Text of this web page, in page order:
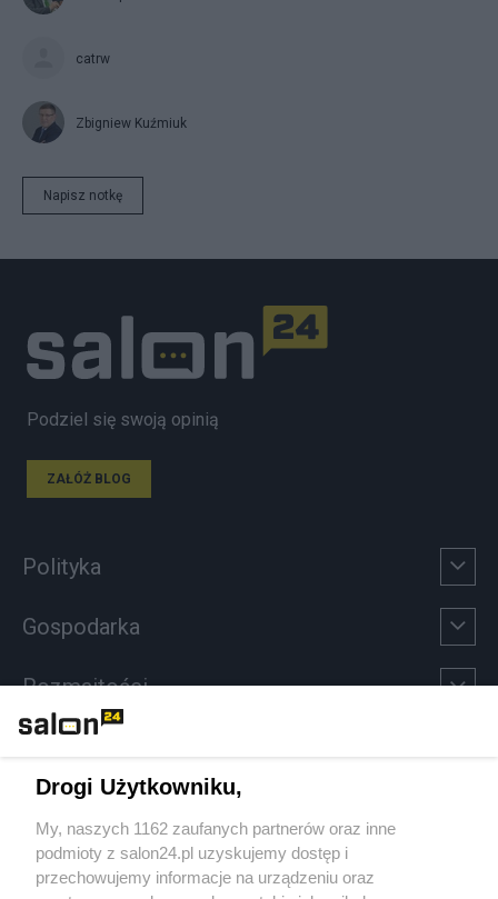
catrw
Zbigniew Kuźmiuk
Napisz notkę
Podziel się swoją opinią
ZAŁÓŻ BLOG
Polityka
Gospodarka
Rozmaitości
Sport
Społeczeństwo
Drogi Użytkowniku,
My, naszych 1162 zaufanych partnerów oraz inne
podmioty z salon24.pl uzyskujemy dostęp i
przechowujemy informacje na urządzeniu oraz